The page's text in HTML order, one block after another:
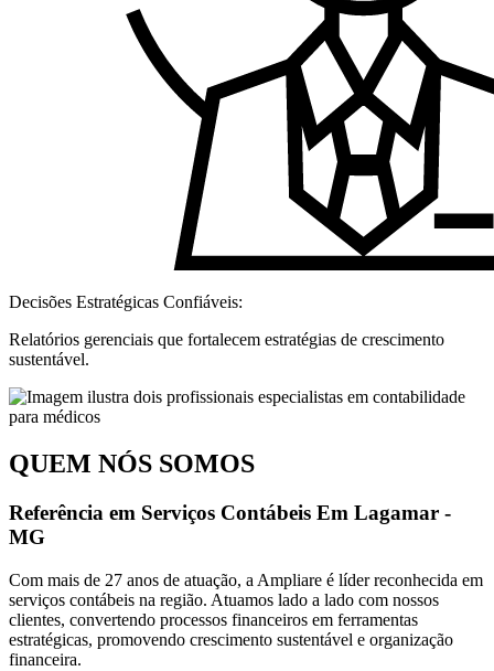
Decisões Estratégicas Confiáveis:
Relatórios gerenciais que fortalecem estratégias de crescimento
sustentável.
QUEM NÓS SOMOS
Referência em Serviços Contábeis Em Lagamar -
MG
Com mais de 27 anos de atuação, a Ampliare é líder reconhecida em
serviços contábeis na região. Atuamos lado a lado com nossos
clientes, convertendo processos financeiros em ferramentas
estratégicas, promovendo crescimento sustentável e organização
financeira.